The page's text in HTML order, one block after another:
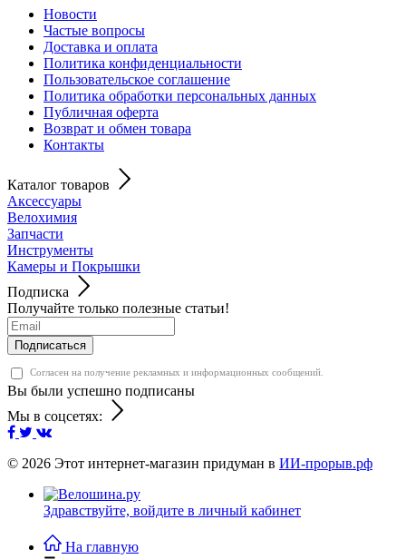
Новости
Частые вопросы
Доставка и оплата
Политика конфиденциальности
Пользовательское соглашение
Политика обработки персональных данных
Публичная оферта
Возврат и обмен товара
Контакты
Каталог товаров
Аксессуары
Велохимия
Запчасти
Инструменты
Камеры и Покрышки
Подписка
Получайте только полезные статьи!
Подписаться
Согласен на получение рекламных и информационных сообщений.
Вы были успешно подписаны
Мы в соцсетях:
© 2026 Этот интернет-магазин придуман в ИИ-прорыв.рф
Здравствуйте, войдите в личный кабинет
На главную